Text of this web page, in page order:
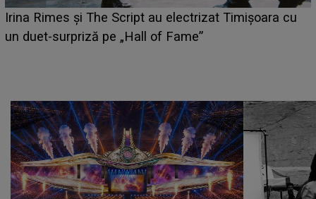
Irina Rimes și The Script au electrizat Timișoara cu
un duet-surpriză pe „Hall of Fame”